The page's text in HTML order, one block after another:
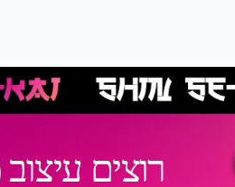
רוצים